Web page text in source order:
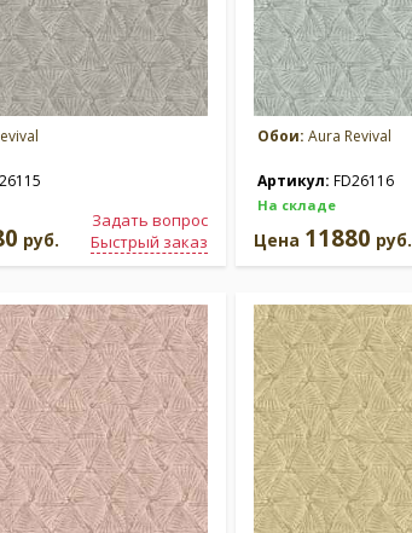
Задать вопрос
Быстрый заказ
руб.
Обои: Aura Revival
Артикул: FD26116
На складе
Цена 11880 руб.